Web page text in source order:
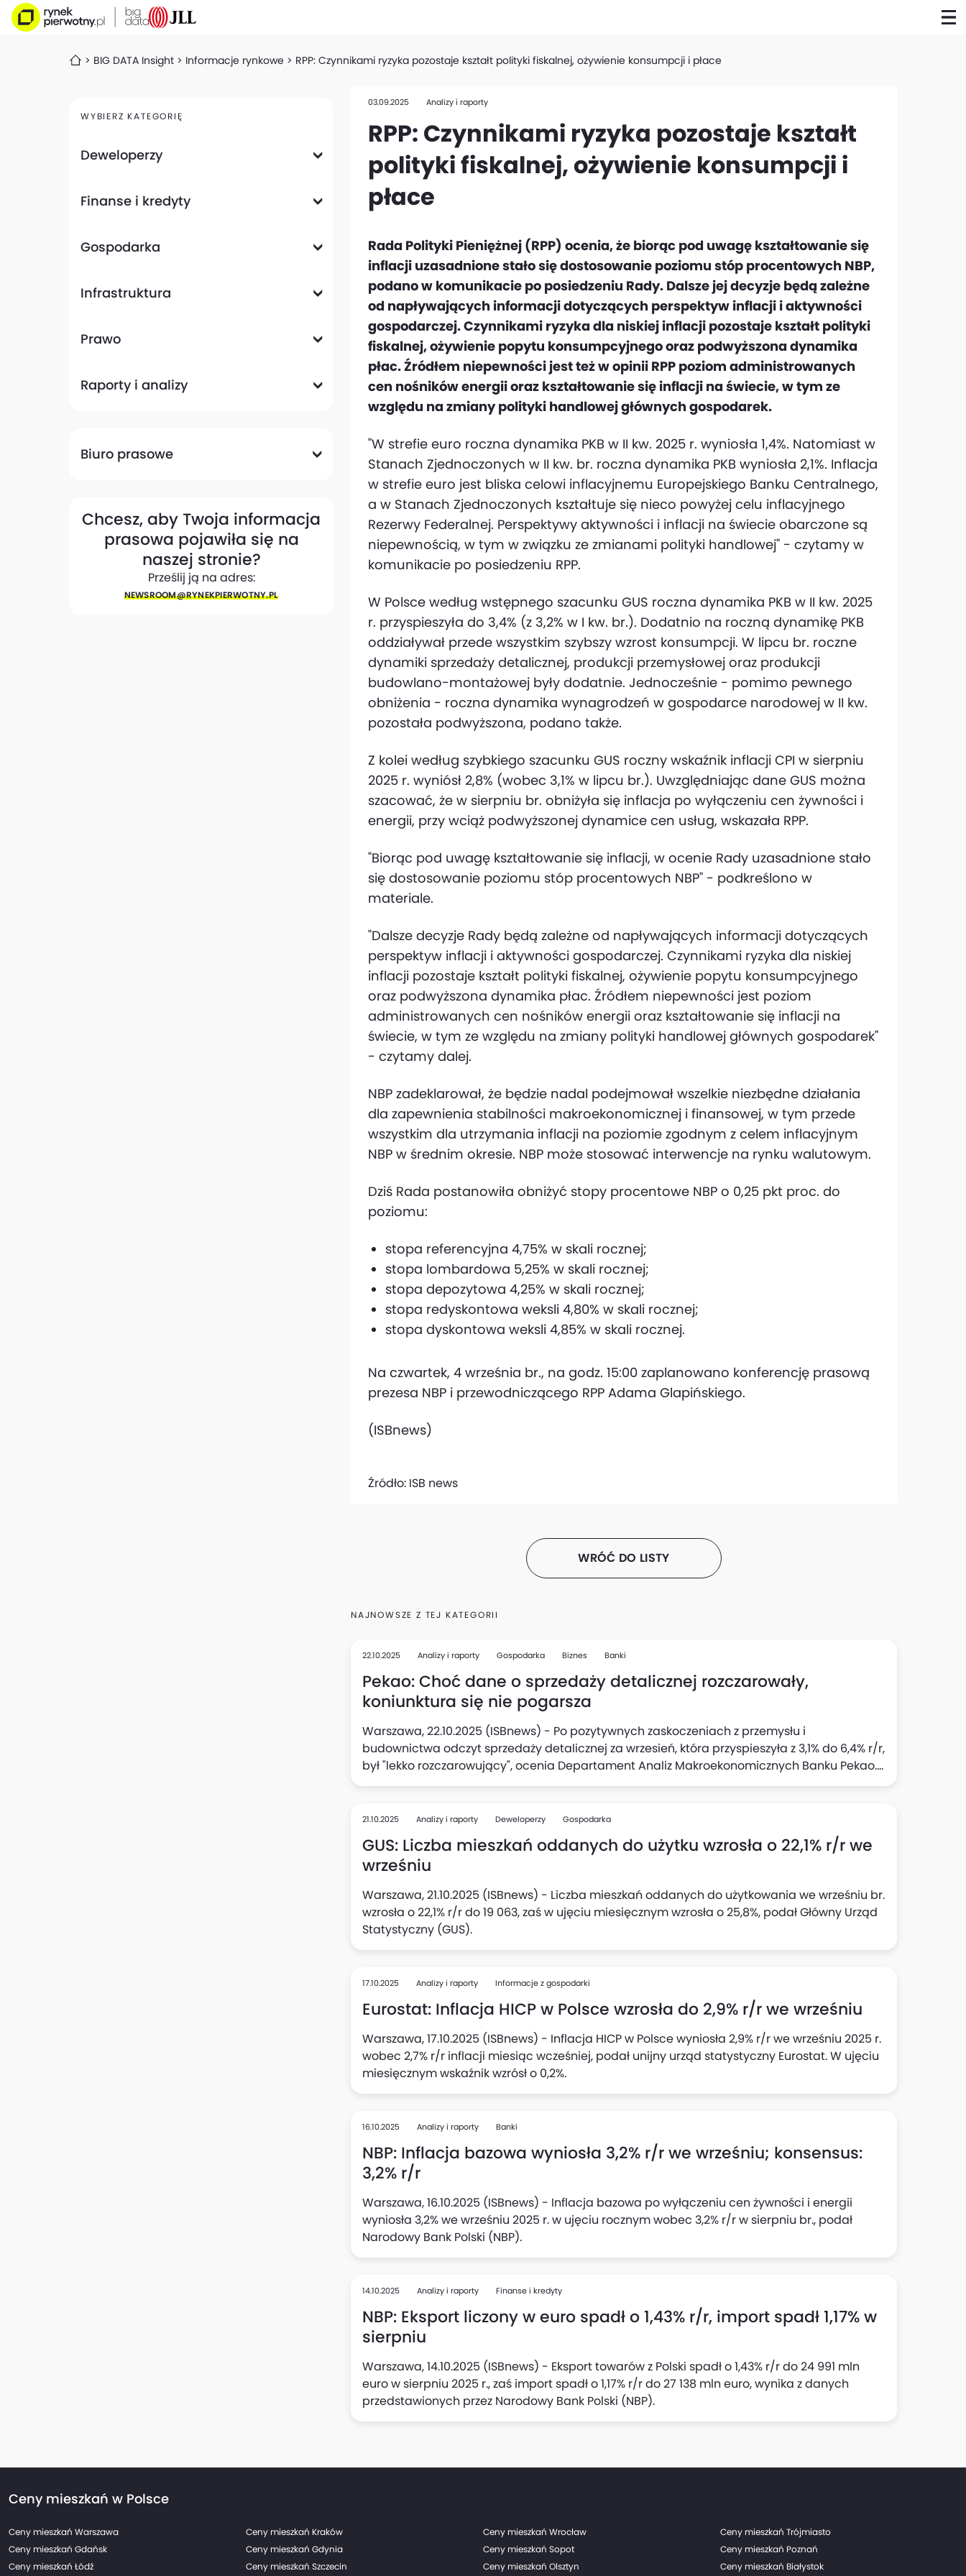
BIG DATA Insight Informacje rynkowe RPP: Czynnikami ryzyka pozostaje kształt polityki fiskalnej, ożywienie konsumpcji i płace
WYBIERZ KATEGORIĘ
Deweloperzy
Finanse i kredyty
Gospodarka
Infrastruktura
Prawo
Raporty i analizy
Biuro prasowe
Chcesz, aby Twoja informacja
prasowa pojawiła się na
naszej stronie?
Prześlij ją na adres:
NEWSROOM@​RYNEKPIERWOTNY.PL
03.09.2025 Analizy i raporty
RPP: Czynnikami ryzyka pozostaje kształt
polityki fiskalnej, ożywienie konsumpcji i
płace
Rada Polityki Pieniężnej (RPP) ocenia, że biorąc pod uwagę kształtowanie się
inflacji uzasadnione stało się dostosowanie poziomu stóp procentowych NBP,
podano w komunikacie po posiedzeniu Rady. Dalsze jej decyzje będą zależne
od napływających informacji dotyczących perspektyw inflacji i aktywności
gospodarczej. Czynnikami ryzyka dla niskiej inflacji pozostaje kształt polityki
fiskalnej, ożywienie popytu konsumpcyjnego oraz podwyższona dynamika
płac. Źródłem niepewności jest też w opinii RPP poziom administrowanych
cen nośników energii oraz kształtowanie się inflacji na świecie, w tym ze
względu na zmiany polityki handlowej głównych gospodarek.
"W strefie euro roczna dynamika PKB w II kw. 2025 r. wyniosła 1,4%. Natomiast w
Stanach Zjednoczonych w II kw. br. roczna dynamika PKB wyniosła 2,1%. Inflacja
w strefie euro jest bliska celowi inflacyjnemu Europejskiego Banku Centralnego,
a w Stanach Zjednoczonych kształtuje się nieco powyżej celu inflacyjnego
Rezerwy Federalnej. Perspektywy aktywności i inflacji na świecie obarczone są
niepewnością, w tym w związku ze zmianami polityki handlowej" - czytamy w
komunikacie po posiedzeniu RPP.
W Polsce według wstępnego szacunku GUS roczna dynamika PKB w II kw. 2025
r. przyspieszyła do 3,4% (z 3,2% w I kw. br.). Dodatnio na roczną dynamikę PKB
oddziaływał przede wszystkim szybszy wzrost konsumpcji. W lipcu br. roczne
dynamiki sprzedaży detalicznej, produkcji przemysłowej oraz produkcji
budowlano-montażowej były dodatnie. Jednocześnie - pomimo pewnego
obniżenia - roczna dynamika wynagrodzeń w gospodarce narodowej w II kw.
pozostała podwyższona, podano także.
Z kolei według szybkiego szacunku GUS roczny wskaźnik inflacji CPI w sierpniu
2025 r. wyniósł 2,8% (wobec 3,1% w lipcu br.). Uwzględniając dane GUS można
szacować, że w sierpniu br. obniżyła się inflacja po wyłączeniu cen żywności i
energii, przy wciąż podwyższonej dynamice cen usług, wskazała RPP.
"Biorąc pod uwagę kształtowanie się inflacji, w ocenie Rady uzasadnione stało
się dostosowanie poziomu stóp procentowych NBP" - podkreślono w
materiale.
"Dalsze decyzje Rady będą zależne od napływających informacji dotyczących
perspektyw inflacji i aktywności gospodarczej. Czynnikami ryzyka dla niskiej
inflacji pozostaje kształt polityki fiskalnej, ożywienie popytu konsumpcyjnego
oraz podwyższona dynamika płac. Źródłem niepewności jest poziom
administrowanych cen nośników energii oraz kształtowanie się inflacji na
świecie, w tym ze względu na zmiany polityki handlowej głównych gospodarek"
- czytamy dalej.
NBP zadeklarował, że będzie nadal podejmował wszelkie niezbędne działania
dla zapewnienia stabilności makroekonomicznej i finansowej, w tym przede
wszystkim dla utrzymania inflacji na poziomie zgodnym z celem inflacyjnym
NBP w średnim okresie. NBP może stosować interwencje na rynku walutowym.
Dziś Rada postanowiła obniżyć stopy procentowe NBP o 0,25 pkt proc. do
poziomu:
stopa referencyjna 4,75% w skali rocznej;
stopa lombardowa 5,25% w skali rocznej;
stopa depozytowa 4,25% w skali rocznej;
stopa redyskontowa weksli 4,80% w skali rocznej;
stopa dyskontowa weksli 4,85% w skali rocznej.
Na czwartek, 4 września br., na godz. 15:00 zaplanowano konferencję prasową
prezesa NBP i przewodniczącego RPP Adama Glapińskiego.
(ISBnews)
Źródło: ISB news
WRÓĆ DO LISTY
NAJNOWSZE Z TEJ KATEGORII
22.10.2025 Analizy i raporty Gospodarka Biznes Banki
Pekao: Choć dane o sprzedaży detalicznej rozczarowały,
koniunktura się nie pogarsza
Warszawa, 22.10.2025 (ISBnews) - Po pozytywnych zaskoczeniach z przemysłu i
budownictwa odczyt sprzedaży detalicznej za wrzesień, która przyspieszyła z 3,1% do 6,4% r/r,
był "lekko rozczarowujący", ocenia Departament Analiz Makroekonomicznych Banku Pekao.
Tym niemniej nie oznacza to pogorszenia koniunktury w sektorze, a "pozytywna opowieść" o
21.10.2025 Analizy i raporty Deweloperzy Gospodarka
GUS: Liczba mieszkań oddanych do użytku wzrosła o 22,1% r/r we
wrześniu
Warszawa, 21.10.2025 (ISBnews) - Liczba mieszkań oddanych do użytkowania we wrześniu br.
wzrosła o 22,1% r/r do 19 063, zaś w ujęciu miesięcznym wzrosła o 25,8%, podał Główny Urząd
Statystyczny (GUS).
17.10.2025 Analizy i raporty Informacje z gospodarki
Eurostat: Inflacja HICP w Polsce wzrosła do 2,9% r/r we wrześniu
Warszawa, 17.10.2025 (ISBnews) - Inflacja HICP w Polsce wyniosła 2,9% r/r we wrześniu 2025 r.
wobec 2,7% r/r inflacji miesiąc wcześniej, podał unijny urząd statystyczny Eurostat. W ujęciu
miesięcznym wskaźnik wzrósł o 0,2%.
16.10.2025 Analizy i raporty Banki
NBP: Inflacja bazowa wyniosła 3,2% r/r we wrześniu; konsensus:
3,2% r/r
Warszawa, 16.10.2025 (ISBnews) - Inflacja bazowa po wyłączeniu cen żywności i energii
wyniosła 3,2% we wrześniu 2025 r. w ujęciu rocznym wobec 3,2% r/r w sierpniu br., podał
Narodowy Bank Polski (NBP).
14.10.2025 Analizy i raporty Finanse i kredyty
NBP: Eksport liczony w euro spadł o 1,43% r/r, import spadł 1,17% w
sierpniu
Warszawa, 14.10.2025 (ISBnews) - Eksport towarów z Polski spadł o 1,43% r/r do 24 991 mln
euro w sierpniu 2025 r., zaś import spadł o 1,17% r/r do 27 138 mln euro, wynika z danych
przedstawionych przez Narodowy Bank Polski (NBP).
Ceny mieszkań w Polsce
Ceny mieszkań Warszawa Ceny mieszkań Kraków Ceny mieszkań Wrocław
Ceny mieszkań Trójmiasto
Ceny mieszkań Gdańsk
Ceny mieszkań Gdynia Ceny mieszkań Sopot
Ceny mieszkań Poznań
Ceny mieszkań Łódź
Ceny mieszkań Szczecin Ceny mieszkań Olsztyn Ceny mieszkań Białystok